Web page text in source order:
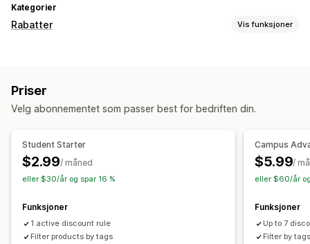
Kategorier
Rabatter Vis funksjoner
Handlekurvrabatter
Egendefinerte rabatter
Maler Lokalisering
Stabling av rabatter
Priser
Velg abonnementet som passer best for bedriften din.
Student Starter
$2.99/ måned
eller $30/år og spar 16 %
Funksjoner
1 active discount rule
Filter products by tags
Campus
$5.99/
eller $60/år
Funksjoner
Up to 7
Filter by